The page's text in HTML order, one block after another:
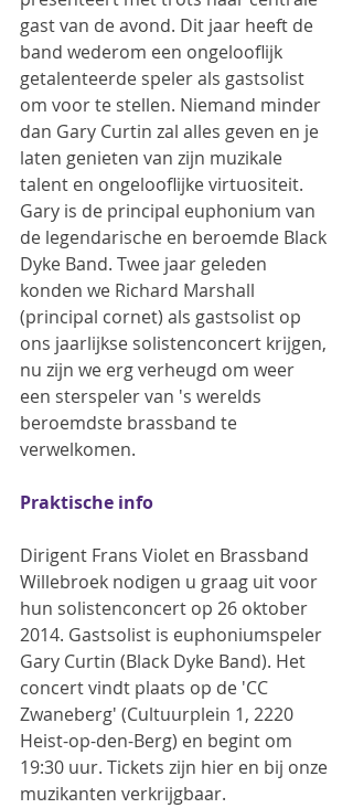
gast van de avond. Dit jaar heeft de
band wederom een ongelooflijk
getalenteerde speler als gastsolist
om voor te stellen. Niemand minder
dan Gary Curtin zal alles geven en je
laten genieten van zijn muzikale
talent en ongelooflijke virtuositeit.
Gary is de principal euphonium van
de legendarische en beroemde Black
Dyke Band. Twee jaar geleden
konden we Richard Marshall
(principal cornet) als gastsolist op
ons jaarlijkse solistenconcert krijgen,
nu zijn we erg verheugd om weer
een sterspeler van 's werelds
beroemdste brassband te
verwelkomen.
Praktische info
Dirigent Frans Violet en Brassband
Willebroek nodigen u graag uit voor
hun solistenconcert op 26 oktober
2014. Gastsolist is euphoniumspeler
Gary Curtin (Black Dyke Band). Het
concert vindt plaats op de 'CC
Zwaneberg' (Cultuurplein 1, 2220
Heist-op-den-Berg) en begint om
19:30 uur. Tickets zijn hier en bij onze
muzikanten verkrijgbaar.